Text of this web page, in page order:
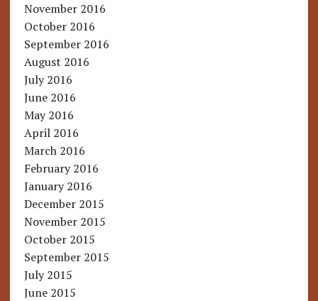
November 2016
October 2016
September 2016
August 2016
July 2016
June 2016
May 2016
April 2016
March 2016
February 2016
January 2016
December 2015
November 2015
October 2015
September 2015
July 2015
June 2015